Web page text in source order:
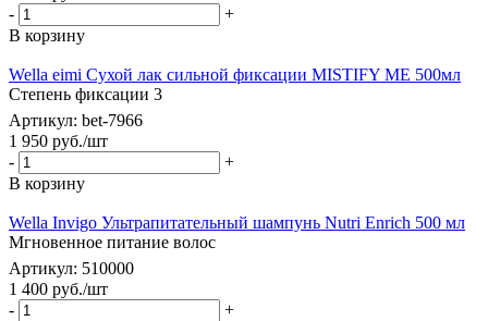
-
+
В корзину
Wella eimi Сухой лак сильной фиксации MISTIFY ME 500мл
Степень фиксации 3
Артикул: bet-7966
1 950 руб./шт
-
+
В корзину
Wella Invigo Ультрапитательный шампунь Nutri Enrich 500 мл
Мгновенное питание волос
Артикул: 510000
1 400 руб./шт
-
+